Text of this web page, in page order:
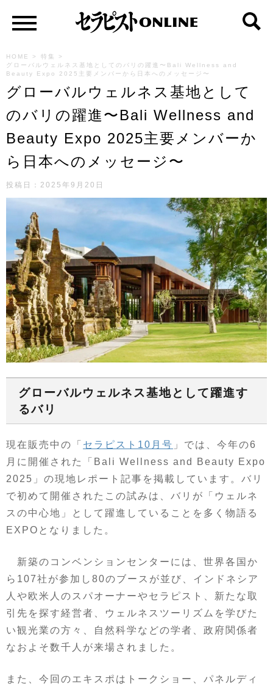
HOME > 特集
>
グローバルウェルネス基地としてのバリの躍進〜Bali Wellness and
Beauty Expo 2025主要メンバーから日本へのメッセージ〜
グローバルウェルネス基地として
のバリの躍進〜Bali Wellness and
Beauty Expo 2025主要メンバーか
ら日本へのメッセージ〜
投稿日：2025年9月20日
グローバルウェルネス基地として躍進す
るバリ
現在販売中の「 セラピスト10月号 」では、今年の6
月に開催された「Bali Wellness and Beauty Expo
2025」の現地レポート記事を掲載しています。バリ
で初めて開催されたこの試みは、バリが「ウェルネ
スの中心地」として躍進していることを多く物語る
EXPOとなりました。
新築のコンベンションセンターには、世界各国か
ら107社が参加し80のブースが並び、インドネシア
人や欧米人のスパオーナーやセラピスト、新たな取
引先を探す経営者、ウェルネスツーリズムを学びた
い観光業の方々、自然科学などの学者、政府関係者
なおよそ数千人が来場されました。
また、今回のエキスポはトークショー、パネルディ